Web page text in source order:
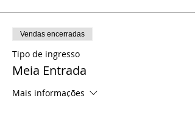
Vendas encerradas
Tipo de ingresso
Meia Entrada
Mais informações